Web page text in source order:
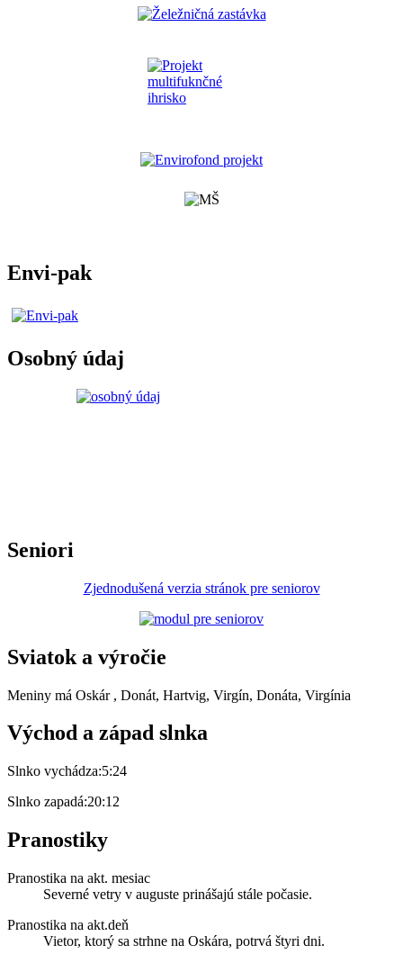
Envi-pak
Osobný údaj
Seniori
Zjednodušená verzia stránok pre seniorov
Sviatok a výročie
Meniny má Oskár , Donát, Hartvig, Virgín, Donáta, Virgínia
Východ a západ slnka
Slnko vychádza:5:24
Slnko zapadá:20:12
Pranostiky
Pranostika na akt. mesiac
Severné vetry v auguste prinášajú stále počasie.
Pranostika na akt.deň
Vietor, ktorý sa strhne na Oskára, potrvá štyri dni.